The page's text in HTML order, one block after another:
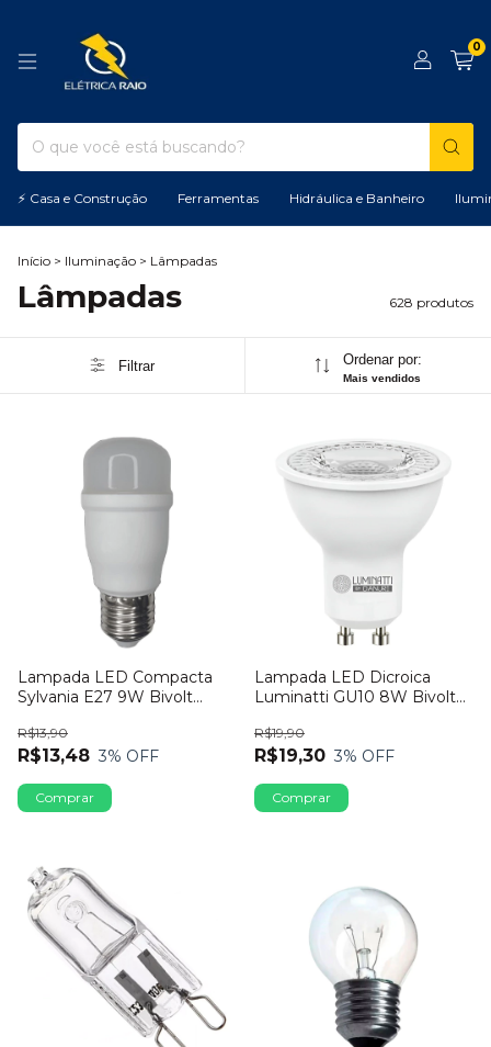
0
⚡ Casa e Construção Ferramentas Hidráulica e Banheiro
Início > Iluminação > Lâmpadas
Lâmpadas 628 produtos
Filtrar Ordenar por:
Mais vendidos
Lampada LED Compacta
Sylvania E27 9W Bivolt
R$13,48
R$13,90
3% OFF
Lampada LED Dicroica
Luminatti GU10 8W Bivolt
R$19,30
R$19,90
3% OFF